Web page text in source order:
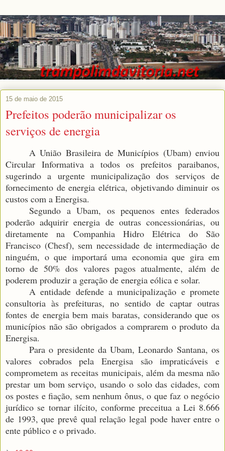
15 de maio de 2015
Prefeitos poderão municipalizar os
serviços de energia
A União Brasileira de Municípios (Ubam) enviou
Circular Informativa a todos os prefeitos paraibanos,
sugerindo a urgente municipalização dos serviços de
fornecimento de energia elétrica, objetivando diminuir os
custos com a Energisa.
Segundo a Ubam, os pequenos entes federados
poderão adquirir energia de outras concessionárias, ou
diretamente na Companhia Hidro Elétrica do São
Francisco (Chesf), sem necessidade de intermediação de
ninguém, o que importará uma economia que gira em
torno de 50% dos valores pagos atualmente, além de
poderem produzir a geração de energia eólica e solar.
A entidade defende a municipalização e promete
consultoria às prefeituras, no sentido de captar outras
fontes de energia bem mais baratas, considerando que os
municípios não são obrigados a comprarem o produto da
Energisa.
Para o presidente da Ubam, Leonardo Santana, os
valores cobrados pela Energisa são impraticáveis e
comprometem as receitas municipais, além da mesma não
prestar um bom serviço, usando o solo das cidades, com
os postes e fiação, sem nenhum ônus, o que faz o negócio
jurídico se tornar ilícito, conforme preceitua a Lei 8.666
de 1993, que prevê qual relação legal pode haver entre o
ente público e o privado.